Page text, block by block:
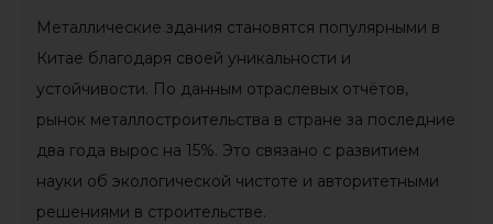
Металлические здания становятся популярными в
Китае благодаря своей уникальности и
устойчивости. По данным отраслевых отчётов,
рынок металлостроительства в стране за последние
два года вырос на 15%. Это связано с развитием
науки об экологической чистоте и авторитетными
решениями в строительстве.